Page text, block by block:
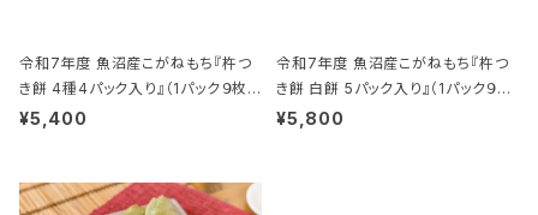
令和7年度 魚沼産こがねもち『杵つ
き餅 4種4パック入り』（1パック９枚
入り）
¥5,400
令和7年度 魚沼産こがねもち『杵つ
き餅 白餅 5パック入り』（1パック９枚
入り）
¥5,800